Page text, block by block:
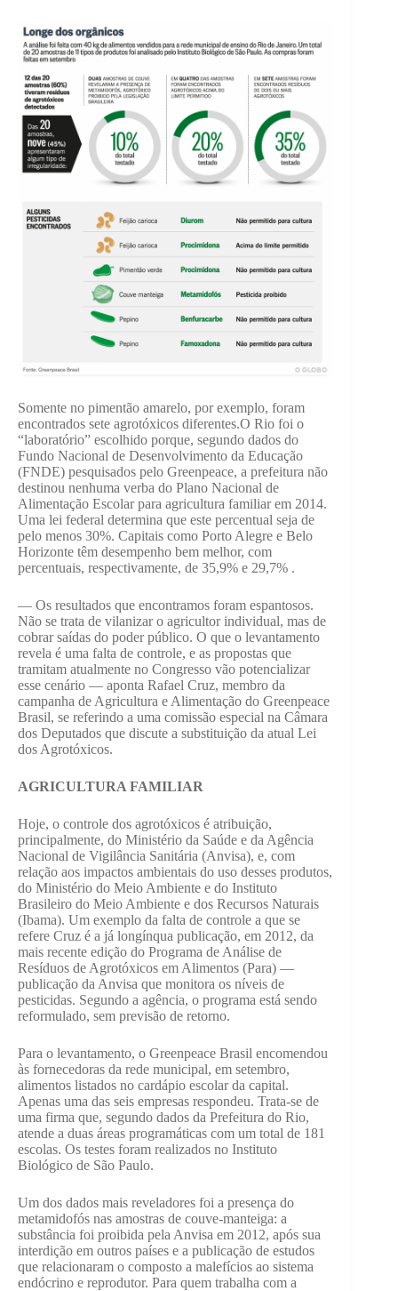
Somente no pimentão amarelo, por exemplo, foram
encontrados sete agrotóxicos diferentes.O Rio foi o
“laboratório” escolhido porque, segundo dados do
Fundo Nacional de Desenvolvimento da Educação
(FNDE) pesquisados pelo Greenpeace, a prefeitura não
destinou nenhuma verba do Plano Nacional de
Alimentação Escolar para agricultura familiar em 2014.
Uma lei federal determina que este percentual seja de
pelo menos 30%. Capitais como Porto Alegre e Belo
Horizonte têm desempenho bem melhor, com
percentuais, respectivamente, de 35,9% e 29,7% .
— Os resultados que encontramos foram espantosos.
Não se trata de vilanizar o agricultor individual, mas de
cobrar saídas do poder público. O que o levantamento
revela é uma falta de controle, e as propostas que
tramitam atualmente no Congresso vão potencializar
esse cenário — aponta Rafael Cruz, membro da
campanha de Agricultura e Alimentação do Greenpeace
Brasil, se referindo a uma comissão especial na Câmara
dos Deputados que discute a substituição da atual Lei
dos Agrotóxicos.
AGRICULTURA FAMILIAR
Hoje, o controle dos agrotóxicos é atribuição,
principalmente, do Ministério da Saúde e da Agência
Nacional de Vigilância Sanitária (Anvisa), e, com
relação aos impactos ambientais do uso desses produtos,
do Ministério do Meio Ambiente e do Instituto
Brasileiro do Meio Ambiente e dos Recursos Naturais
(Ibama). Um exemplo da falta de controle a que se
refere Cruz é a já longínqua publicação, em 2012, da
mais recente edição do Programa de Análise de
Resíduos de Agrotóxicos em Alimentos (Para) —
publicação da Anvisa que monitora os níveis de
pesticidas. Segundo a agência, o programa está sendo
reformulado, sem previsão de retorno.
Para o levantamento, o Greenpeace Brasil encomendou
às fornecedoras da rede municipal, em setembro,
alimentos listados no cardápio escolar da capital.
Apenas uma das seis empresas respondeu. Trata-se de
uma firma que, segundo dados da Prefeitura do Rio,
atende a duas áreas programáticas com um total de 181
escolas. Os testes foram realizados no Instituto
Biológico de São Paulo.
Um dos dados mais reveladores foi a presença do
metamidofós nas amostras de couve-manteiga: a
substância foi proibida pela Anvisa em 2012, após sua
interdição em outros países e a publicação de estudos
que relacionaram o composto a malefícios ao sistema
endócrino e reprodutor. Para quem trabalha com a